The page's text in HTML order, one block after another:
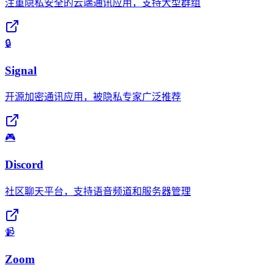
注重隐私安全的云端通讯应用，支持大型群组
🔒
Signal
开源加密通讯应用，被隐私专家广泛推荐
🎮
Discord
社区聊天平台，支持语音频道和服务器管理
📹
Zoom